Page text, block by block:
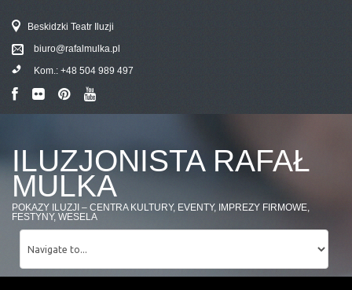
Beskidzki Teatr Iluzji
biuro@rafalmulka.pl
Kom.: +48 504 989 497
ILUZJONISTA RAFAŁ
MULKA
POKAZY ILUZJI – CENTRA KULTURY, EVENTY, IMPREZY FIRMOWE,
FESTYNY, WESELA